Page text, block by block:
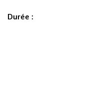
Durée :